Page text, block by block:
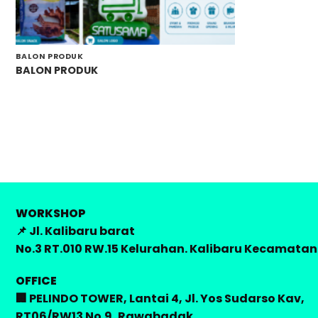
BALON PRODUK
BALON PRODUK
WORKSHOP
📌 Jl. Kalibaru barat
No.3 RT.010 RW.15 Kelurahan. Kalibaru
OFFICE
🏢 PELINDO TOWER, Lantai 4, Jl. Yos Sudarso Kav,